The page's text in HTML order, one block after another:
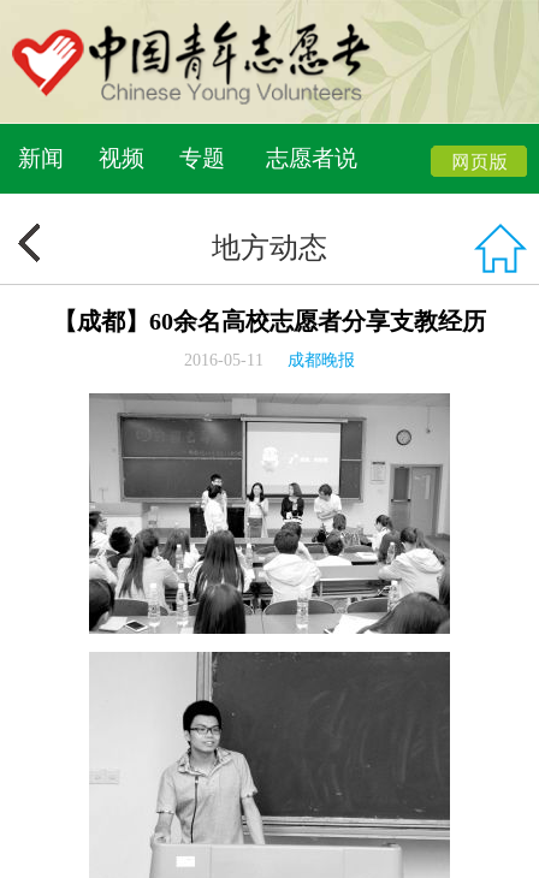
新闻 视频 专题 志愿者说
地方动态
【成都】60余名高校志愿者分享支教经历
2016-05-11 成都晚报